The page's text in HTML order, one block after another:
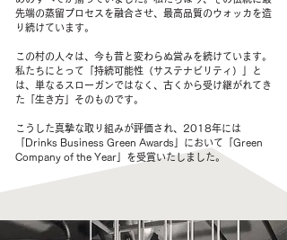
先端の蒸留プロセスを融合させ、最高品質のウォッカを造
り続けています。
この村の人々は、今も昔と変わらぬ営みを続けています。
私たちにとって「持続可能性（サステナビリティ）」と
は、単なるスローガンではなく、古くから受け継がれてき
た「生き方」そのものです。
こうした真摯な取り組みが評価され、2018年には
「Drinks Business Green Awards」において「Green
Company of the Year」を受賞いたしました。